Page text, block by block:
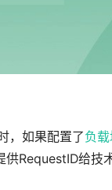
，如果配置了负
RequestID给技